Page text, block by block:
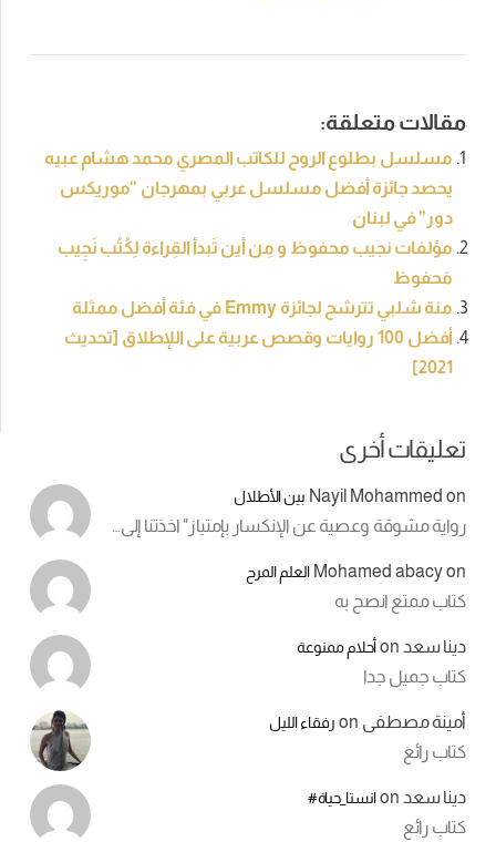
مقالات متعلقة:
مسلسل بطلوع الروح للكاتب المصري محمد هشام عبيه
يحصد جائزة أفضل مسلسل عربي بمهرجان “موريكس
دور” في لبنان
مؤلفات نجيب محفوظ و مِن أين تَبدأ القِراءة لِكُتُب نَجِيب
مَحفوظ
منة شلبي تترشح لجائزة Emmy في فئة أفضل ممثلة
أفضل 100 روايات وقصص عربية على اللإطلاق [تحديث
2021]
تعليقات أخرى
Nayil Mohammed on بين الأطلال
رواية مشوقة وعصية عن الإنكسار بإمتياز" اخذتنا إلى…
Mohamed abacyon العلم المرح
كتاب ممتع انصح به
دينا سعد onأحلام ممنوعة
كتاب جميل جدا
أمينة مصطفى on رفقاء الليل
كتاب رائع
دينا سعد onانستا_حياة#
كتاب رائع